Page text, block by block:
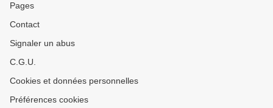
Pages
Contact
Signaler un abus
C.G.U.
Cookies et données personnelles
Préférences cookies